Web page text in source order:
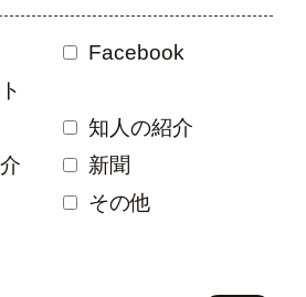
Facebook
知人の紹介
新聞
その他